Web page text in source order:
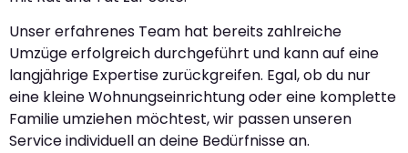
Unser erfahrenes Team hat bereits zahlreiche
Umzüge erfolgreich durchgeführt und kann auf eine
langjährige Expertise zurückgreifen. Egal, ob du nur
eine kleine Wohnungseinrichtung oder eine komplette
Familie umziehen möchtest, wir passen unseren
Service individuell an deine Bedürfnisse an.